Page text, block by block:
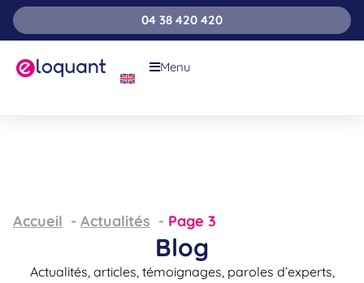
04 38 420 420
Menu
Accueil Actualités Page 3
Blog
Actualités, articles, témoignages, paroles d’experts,